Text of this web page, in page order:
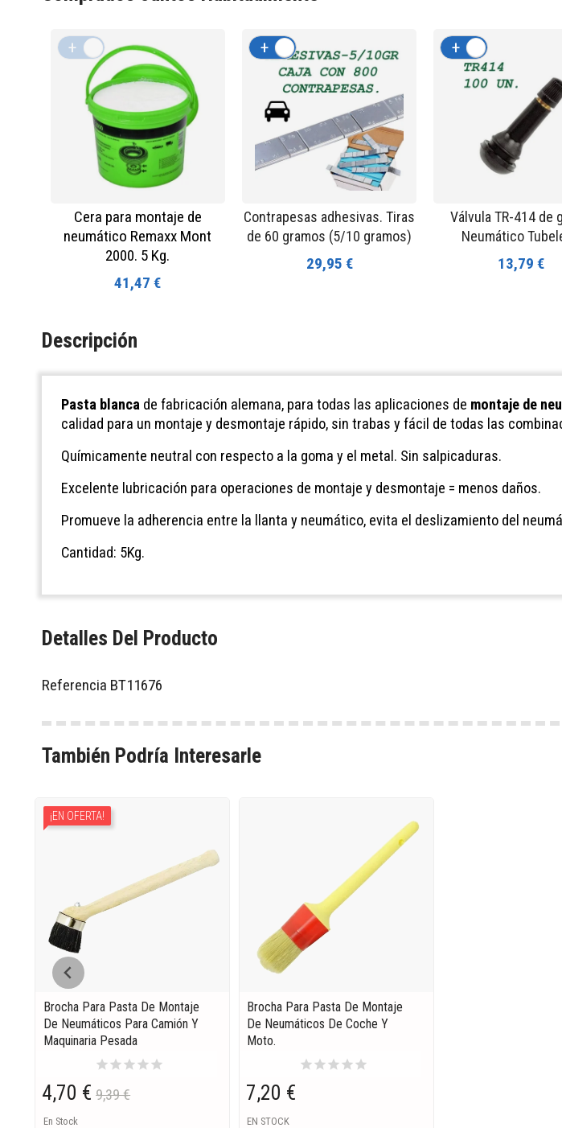
Cera para montaje de
neumático Remaxx Mont
2000. 5 Kg.
41,47 €
+ -
Contrapesas adhesivas. Tiras
de 60 gramos (5/10 gramos)
29,95 €
+ -
Válvula TR-414 de
Neumático
13,79 €
+
Descripción
Pasta blanca de fabricación alemana, para todas las aplicaciones de montaje de
calidad para un montaje y desmontaje rápido, sin trabas y fácil de todas las
Químicamente neutral con respecto a la goma y el metal. Sin salpicaduras.
Excelente lubricación para operaciones de montaje y desmontaje = menos daños.
Promueve la adherencia entre la llanta y neumático, evita el deslizamiento del
Cantidad: 5Kg.
Detalles Del Producto
Referencia BT11676
También Podría Interesarle
Brocha Para Pasta De Montaje
De Neumáticos Para Camión Y
Maquinaria Pesada
starstarstarstarstar
4,70 € 9,39 €
En Stock
¡EN OFERTA!
Brocha Para Pasta De Montaje
De Neumáticos De Coche Y
Moto.
starstarstarstarstar
7,20 €
EN STOCK